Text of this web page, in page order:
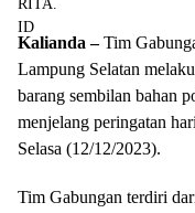
Kalianda –Tim
Lampung Selatan
barang sembilan bahan
menjelang peringatan
Selasa (12/12/2023).
Tim Gabungan terdiri